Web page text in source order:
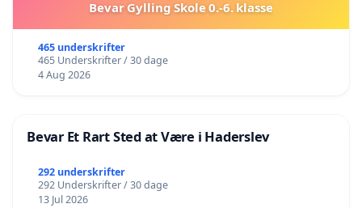
Bevar Gylling Skole 0.-6. klasse
465 underskrifter
465 Underskrifter / 30 dage
4 Aug 2026
Bevar Et Rart Sted at Være i Haderslev
292 underskrifter
292 Underskrifter / 30 dage
13 Jul 2026